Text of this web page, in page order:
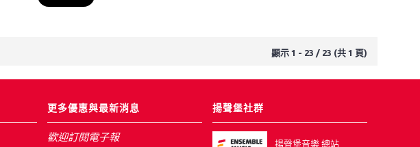
顯示 1 - 23 / 23 (共 1 頁)
更多優惠與最新消息
歡迎訂閱電子報
揚聲堡社群
揚聲堡音樂 總站